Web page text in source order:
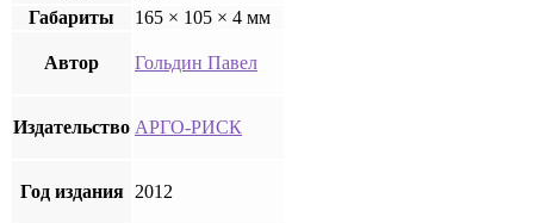
Габариты
165 × 105 × 4 мм
Автор Гольдин Павел
Издательство АРГО-РИСК
Год издания 2012